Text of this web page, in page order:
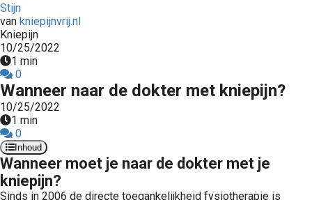
Stijn
van kniepijnvrij.nl
Kniepijn
10/25/2022
1 min
0
Wanneer naar de dokter met kniepijn?
10/25/2022
1 min
0
Inhoud
Wanneer moet je naar de dokter met je
kniepijn?
Sinds in 2006 de directe toegankelijkheid fysiotherapie is
te
over
van
op
gebruikt
te
de